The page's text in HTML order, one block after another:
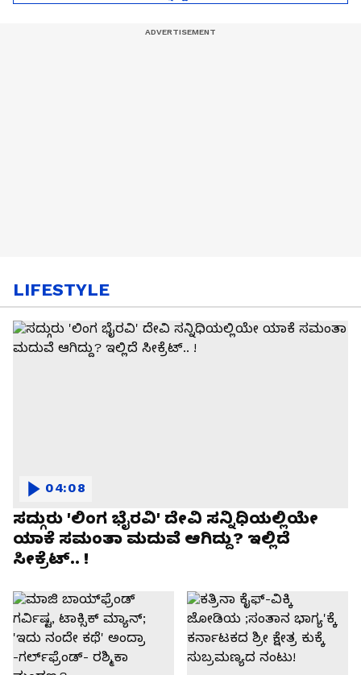
LIFESTYLE
ಸದ್ಗುರು 'ಲಿಂಗ ಭೈರವಿ' ದೇವಿ ಸನ್ನಿಧಿಯಲ್ಲಿಯೇ
ಯಾಕೆ ಸಮಂತಾ ಮದುವೆ ಆಗಿದ್ದು? ಇಲ್ಲಿದೆ
ಸೀಕ್ರೆಟ್.. !
04:08